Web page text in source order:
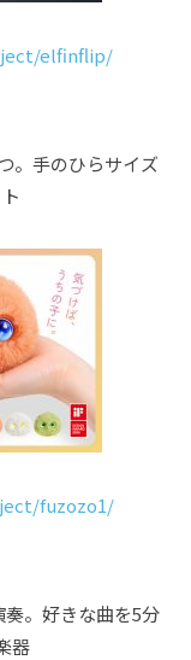
elfinflip/
。手のひらサイズ
fuzozo1/
奏。好きな曲を5分
器